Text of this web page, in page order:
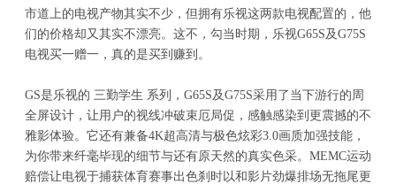
市道上的电视产物其实不少，但拥有乐视这两款电视配置的，他
们的价格却又其实不漂亮。这不，勾当时期，乐视G65S及G75S
电视买一赠一，真的是买到赚到。
GS是乐视的 三勤学生 系列，G65S及G75S采用了当下游行的周
全屏设计，让用户的视线冲破束厄局促，感触感染到更震撼的不
雅影体验。它还有兼备4K超高清与极色炫彩3.0画质加强技能，
为你带来纤毫毕现的细节与还有原天然的真实色采。MEMC运动
赔偿让电视于捕获体育赛事出色刹时以和影片劲爆排场无拖尾更